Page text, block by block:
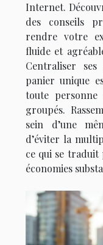
Internet.
des conseils
rendre votre
fluide et
Centraliser
panier unique
toute personne
groupés.
sein d’une
d’éviter la
ce qui se traduit
économies